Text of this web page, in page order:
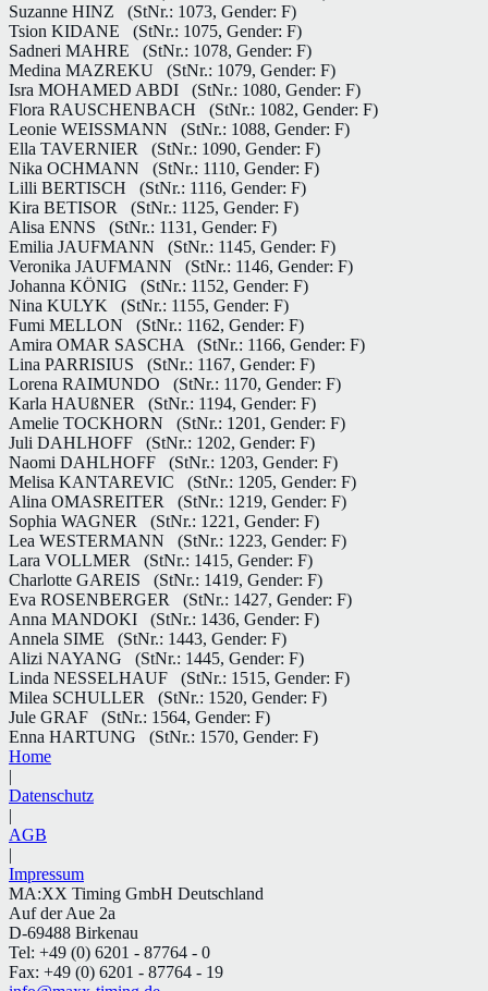
Suzanne HINZ
(StNr.: 1073, Gender: F)
Tsion KIDANE
(StNr.: 1075, Gender: F)
Sadneri MAHRE
(StNr.: 1078, Gender: F)
Medina MAZREKU
(StNr.: 1079, Gender: F)
Isra MOHAMED ABDI
(StNr.: 1080, Gender: F)
Flora RAUSCHENBACH
(StNr.: 1082, Gender: F)
Leonie WEISSMANN
(StNr.: 1088, Gender: F)
Ella TAVERNIER
(StNr.: 1090, Gender: F)
Nika OCHMANN
(StNr.: 1110, Gender: F)
Lilli BERTISCH
(StNr.: 1116, Gender: F)
Kira BETISOR
(StNr.: 1125, Gender: F)
Alisa ENNS
(StNr.: 1131, Gender: F)
Emilia JAUFMANN
(StNr.: 1145, Gender: F)
Veronika JAUFMANN
(StNr.: 1146, Gender: F)
Johanna KÖNIG
(StNr.: 1152, Gender: F)
Nina KULYK
(StNr.: 1155, Gender: F)
Fumi MELLON
(StNr.: 1162, Gender: F)
Amira OMAR SASCHA
(StNr.: 1166, Gender: F)
Lina PARRISIUS
(StNr.: 1167, Gender: F)
Lorena RAIMUNDO
(StNr.: 1170, Gender: F)
Karla HAUßNER
(StNr.: 1194, Gender: F)
Amelie TOCKHORN
(StNr.: 1201, Gender: F)
Juli DAHLHOFF
(StNr.: 1202, Gender: F)
Naomi DAHLHOFF
(StNr.: 1203, Gender: F)
Melisa KANTAREVIC
(StNr.: 1205, Gender: F)
Alina OMASREITER
(StNr.: 1219, Gender: F)
Sophia WAGNER
(StNr.: 1221, Gender: F)
Lea WESTERMANN
(StNr.: 1223, Gender: F)
Lara VOLLMER
(StNr.: 1415, Gender: F)
Charlotte GAREIS
(StNr.: 1419, Gender: F)
Eva ROSENBERGER
(StNr.: 1427, Gender: F)
Anna MANDOKI
(StNr.: 1436, Gender: F)
Annela SIME
(StNr.: 1443, Gender: F)
Alizi NAYANG
(StNr.: 1445, Gender: F)
Linda NESSELHAUF
(StNr.: 1515, Gender: F)
Milea SCHULLER
(StNr.: 1520, Gender: F)
Jule GRAF
(StNr.: 1564, Gender: F)
Enna HARTUNG
(StNr.: 1570, Gender: F)
Home
|
Datenschutz
|
AGB
|
Impressum
MA:XX Timing GmbH Deutschland
Auf der Aue 2a
D-69488 Birkenau
Tel: +49 (0) 6201 - 87764 - 0
Fax: +49 (0) 6201 - 87764 - 19